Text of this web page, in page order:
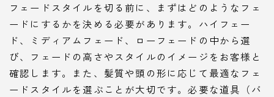
フェードスタイルを切る前に、まずはどのようなフェ
ードにするかを決める必要があります。ハイフェー
ド、ミディアムフェード、ローフェードの中から選
び、フェードの高さやスタイルのイメージをお客様と
確認します。また、髪質や頭の形に応じて最適なフェ
ードスタイルを選ぶことが大切です。必要な道具（バ